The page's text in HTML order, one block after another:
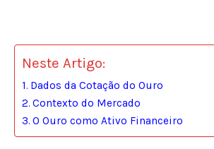
Neste Artigo:
Dados da Cotação do Ouro
Contexto do Mercado
O Ouro como Ativo Financeiro